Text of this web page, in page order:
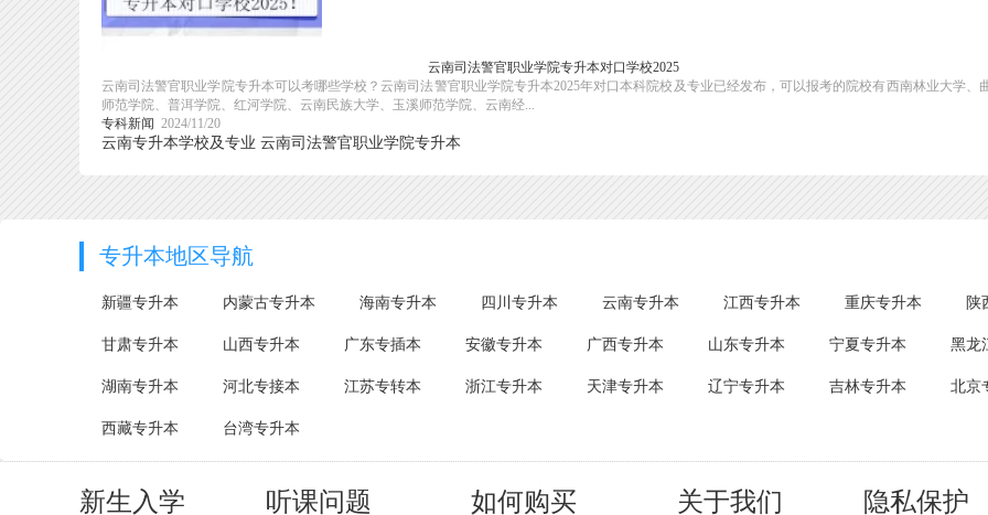
云南司法警官职业学院专升本对口学校2025
云南司法警官职业学院专升本可以考哪些学校？云南司法警官职业学院专升本2025年对口本科院校及专业已经发布，可以报考的院校有西南林业大学、
师范学院、普洱学院、红河学院、云南民族大学、玉溪师范学院、云南经...
专科新闻 2024/11/20
云南专升本学校及专业 云南司法警官职业学院专升本
专升本地区导航
新疆专升本 内蒙古专升本 海南专升本 四川专升本 云南专升本 江西专升本 重庆专升本 陕
甘肃专升本 山西专升本 广东专插本 安徽专升本 广西专升本 山东专升本 宁夏专升本 黑龙
湖南专升本 河北专接本 江苏专转本 浙江专升本 天津专升本 辽宁专升本 吉林专升本 北京
西藏专升本 台湾专升本
新生入学 听课问题 如何购买 关于我们 隐私保护